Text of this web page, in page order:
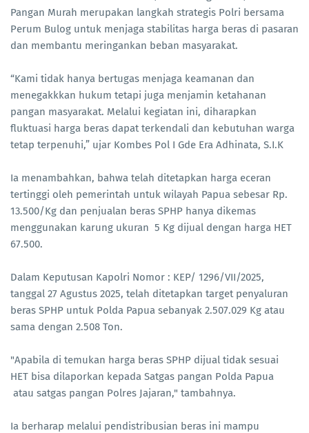
Pangan Murah merupakan langkah strategis Polri bersama
Perum Bulog untuk menjaga stabilitas harga beras di pasaran
dan membantu meringankan beban masyarakat.
“Kami tidak hanya bertugas menjaga keamanan dan
menegakkkan hukum tetapi juga menjamin ketahanan
pangan masyarakat. Melalui kegiatan ini, diharapkan
fluktuasi harga beras dapat terkendali dan kebutuhan warga
tetap terpenuhi,” ujar Kombes Pol I Gde Era Adhinata, S.I.K
Ia menambahkan, bahwa telah ditetapkan harga eceran
tertinggi oleh pemerintah untuk wilayah Papua sebesar Rp.
13.500/Kg dan penjualan beras SPHP hanya dikemas
menggunakan karung ukuran 5 Kg dijual dengan harga HET
67.500.
Dalam Keputusan Kapolri Nomor : KEP/ 1296/VII/2025,
tanggal 27 Agustus 2025, telah ditetapkan target penyaluran
beras SPHP untuk Polda Papua sebanyak 2.507.029 Kg atau
sama dengan 2.508 Ton.
"Apabila di temukan harga beras SPHP dijual tidak sesuai
HET bisa dilaporkan kepada Satgas pangan Polda Papua
atau satgas pangan Polres Jajaran," tambahnya.
Ia berharap melalui pendistribusian beras ini mampu